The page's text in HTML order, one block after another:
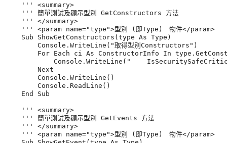
    ''' <summary>
    ''' 簡單測試及顯示型別 GetConstructors 方法
    ''' </summary>
    ''' <param name="type">型別 (即Type)　物件</param>
    Sub ShowGetConstructors(type As Type)
        Console.WriteLine("取得型別Constructors")
For Each ci As ConstructorInfo In
Console.WriteLine("
        Next
        Console.WriteLine()
        Console.ReadLine()
    End Sub
    ''' <summary>
    ''' 簡單測試及顯示型別 GetEvents 方法
    ''' </summary>
    ''' <param name="type">型別 (即Type)　物件</param>